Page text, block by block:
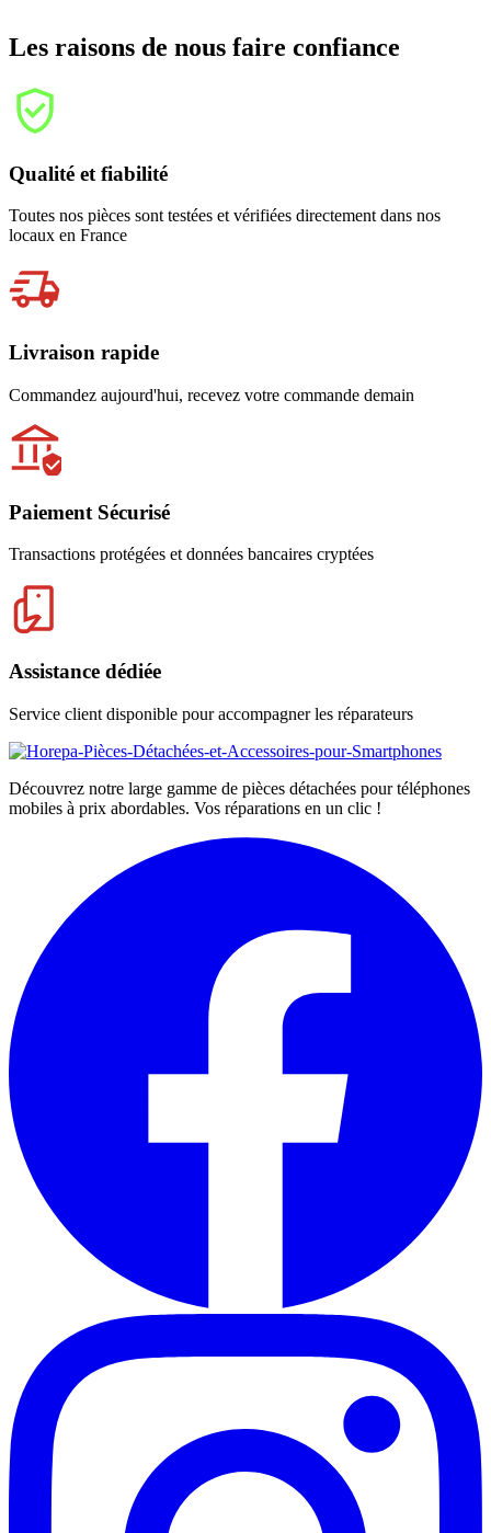
Les raisons de nous faire confiance
Qualité et fiabilité
Toutes nos pièces sont testées et vérifiées directement dans nos
locaux en France
Livraison rapide
Commandez aujourd'hui, recevez votre commande demain
Paiement Sécurisé
Transactions protégées et données bancaires cryptées
Assistance dédiée
Service client disponible pour accompagner les réparateurs
Découvrez notre large gamme de pièces détachées pour téléphones
mobiles à prix abordables. Vos réparations en un clic !